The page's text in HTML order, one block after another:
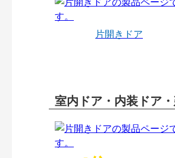
片開きドア
室内ドア・内装ドア